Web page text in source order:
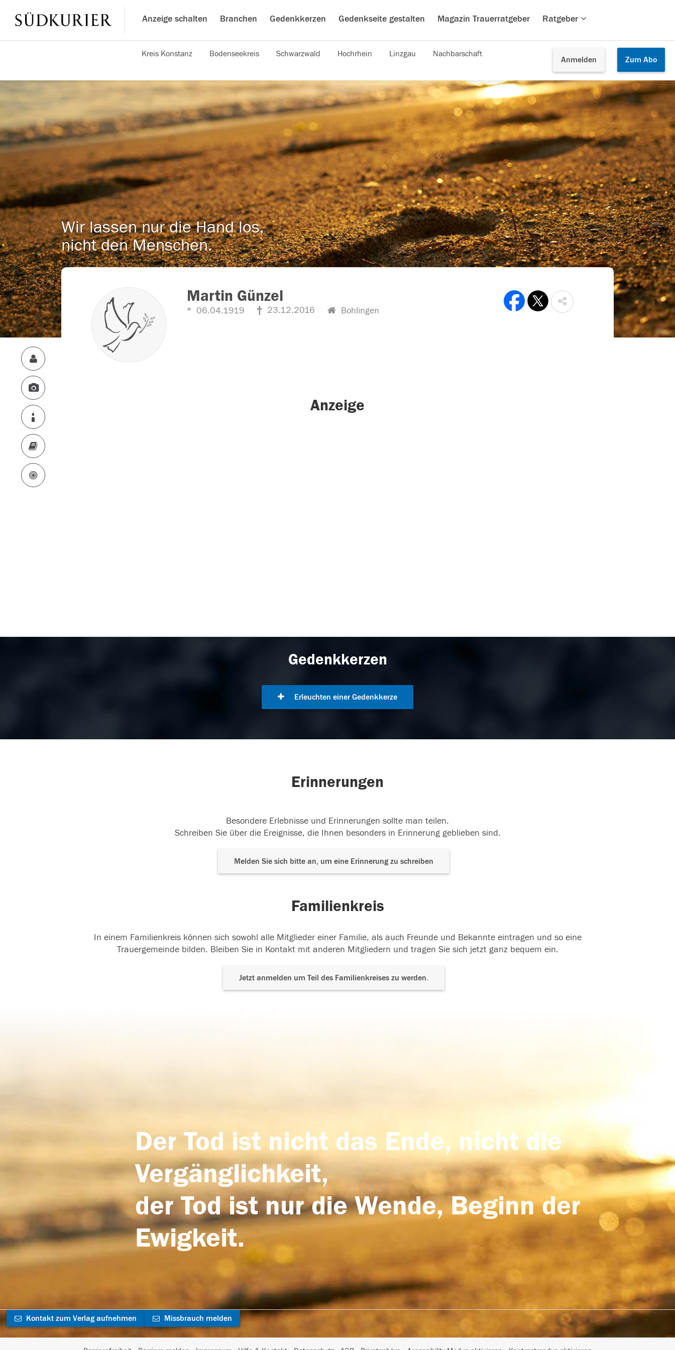
Anzeige schalten Branchen Gedenkkerzen Gedenkseite gestalten Magazin Trauerratgeber Ratgeber
Anmelden Zum Abo
Kreis Konstanz Bodenseekreis Schwarzwald Hochrhein Linzgau Nachbarschaft
Wir lassen nur die Hand los,
nicht den Menschen.
Martin Günzel
06.04.1919 23.12.2016 Bohlingen
Anzeige
Gedenkkerzen
Erleuchten einer Gedenkkerze
Erinnerungen
Besondere Erlebnisse und Erinnerungen sollte man teilen.
Schreiben Sie über die Ereignisse, die Ihnen besonders in Erinnerung geblieben sind.
Melden Sie sich bitte an, um eine Erinnerung zu schreiben
Familienkreis
In einem Familienkreis können sich sowohl alle Mitglieder einer Familie, als auch Freunde und Bekannte eintragen und so eine
Trauergemeinde bilden. Bleiben Sie in Kontakt mit anderen Mitgliedern und tragen Sie sich jetzt ganz bequem ein.
Jetzt anmelden um Teil des Familienkreises zu werden.
Der Tod ist nicht das Ende, nicht die
Vergänglichkeit,
der Tod ist nur die Wende, Beginn der
Ewigkeit.
Kontakt zum Verlag aufnehmen Missbrauch melden